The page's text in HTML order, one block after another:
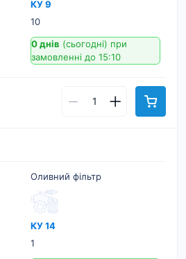
КУ 9
10
0 днів (сьогодні) при
замовленні до 15:10
Оливний фільтр
КУ 14
1